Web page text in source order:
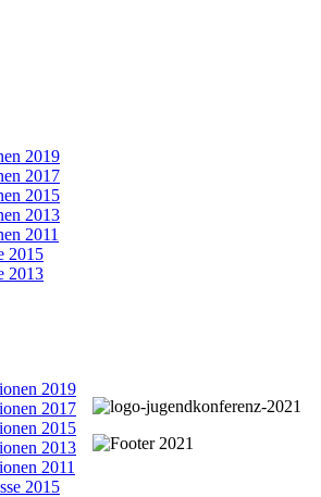
2019
2017
2015
2013
2011
2015
2013
2019
2017
2015
2013
2011
2015